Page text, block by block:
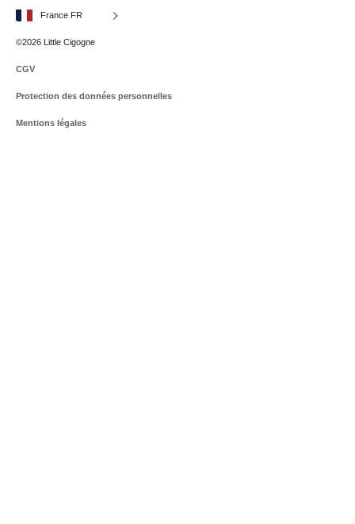
France FR
©2026 Little Cigogne
CGV
Protection des données personnelles
Mentions légales